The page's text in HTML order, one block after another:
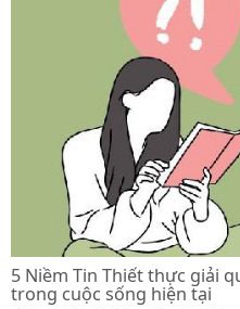
5 Niềm Tin Thiết thực giải
trong cuộc sống hiện tại